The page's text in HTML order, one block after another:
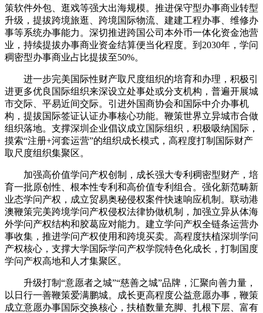
策软件外包、逛戏等强大出海规模。推进保守型办事商业转型
升级，提拔跨境旅逛、跨境国际物流、建建工程办事、维修办
事等系统办事能力。深切推进跨国公司本外币一体化资金池营
业，持续提拔办事商业资金结算便当化程度。到2030年，学问
稠密型办事商业占比提拔至50%。
进一步完美国际性财产取尺度组织的培育和办理，积极引
进更多优良国际组织来深设立处事处或分支机构，普遍开展城
市交际、平易近间交际。引进外国商协会和国际中介办事机
构，提拔国际签证认证办事核心功能。鞭策世界立异城市合做
组织落地。支撑深圳企业倡议成立国际组织，积极吸纳国际，
摸索“注册+河套运营”的组织成长模式，高程度打制国际财产
取尺度组织集聚区。
加强高价值学问产权创制，成长强大专利稠密型财产，培
育一批原创性、根本性专利和高价值专利组合。强化新范畴新
业态学问产权，成立贸易奥秘侵权案件快速响应机制。联动港
澳鞭策完美跨境学问产权侵权法律协做机制，加强立异从体海
外学问产权结构和胶葛应对能力。建立学问产权全链条运营办
事收集，推进学问产权使用和跨境买卖。高程度扶植深圳学问
产权核心，支撑大学国际学问产权学院特色化成长，打制国度
学问产权高地和人才集聚区。
升级打制“意愿者之城”“慈善之城”品牌，汇聚向善力量，
以日行一善鞭策爱满鹏城。成长更高程度公益意愿办事，鞭策
成立意愿办事国际交换核心，扶植数量充脚、扎根下层、富有